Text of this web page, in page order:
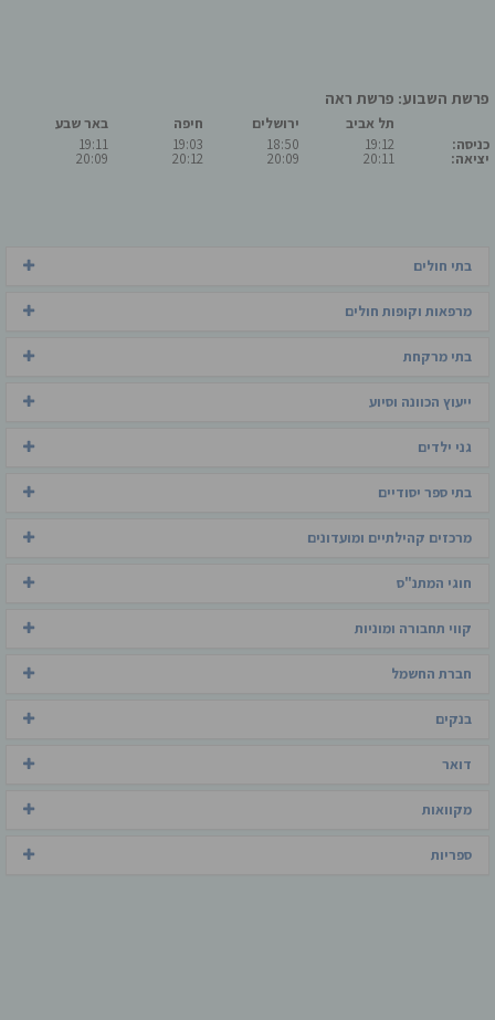
פרשת השבוע: פרשת ראה
כניסה:
יציאה:
תל אביב
19:12
20:11
ירושלים
18:50
20:09
חיפה
19:03
20:12
באר שבע
19:11
20:09
בתי חולים
מרפאות וקופות חולים
בתי מרקחת
ייעוץ הכוונה וסיוע
גני ילדים
בתי ספר יסודיים
מרכזים קהילתיים ומועדונים
חוגי המתנ"ס
קווי תחבורה ומוניות
חברת החשמל
בנקים
דואר
מקוואות
ספריות